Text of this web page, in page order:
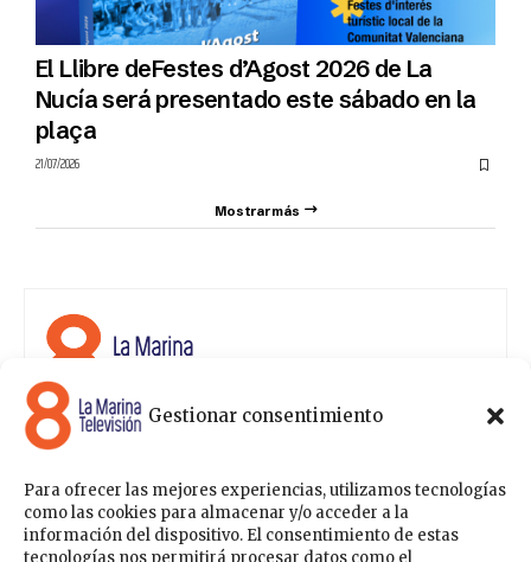
Gestionar consentimiento
Para ofrecer las mejores experiencias, utilizamos tecnologías
como las cookies para almacenar y/o acceder a la
información del dispositivo. El consentimiento de estas
tecnologías nos permitirá procesar datos como el
El Llibre deFestes d’Agost 2026 de La
Nucía será presentado este sábado en la
plaça
21/07/2026
Mostrar más
8 La Marina Televisión cuenta con una amplia gama de
programas para satisfacer las necesidades y gustos de
programas de ámbito político , de noticias, deportes,
fiestas y eventos… para estar a la última de todo lo que
acontece en nuestra comarca.